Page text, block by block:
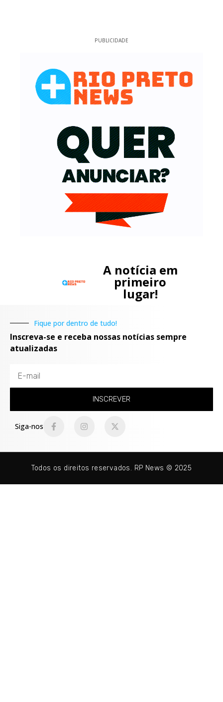
PUBLICIDADE
A notícia em
primeiro
lugar!
Fique por dentro de tudo!
Inscreva-se e receba nossas notícias sempre
atualizadas
INSCREVER
Siga-nos
Todos os direitos reservados. RP News © 2025